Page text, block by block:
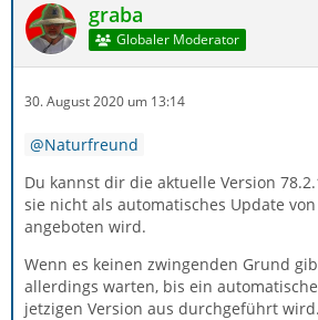
graba
Globaler Moderator
30. August 2020 um 13:14
Naturfreund
Du kannst dir die aktuelle Version
sie nicht als automatisches Update
angeboten wird.
Wenn es keinen zwingenden Grund
allerdings warten, bis ein
jetzigen Version aus durchgeführt wird.